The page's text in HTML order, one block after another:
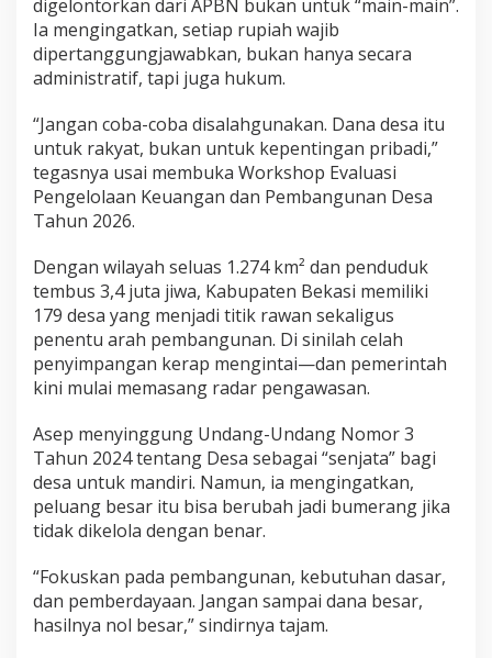
digelontorkan dari APBN bukan untuk “main-main”.
Ia mengingatkan, setiap rupiah wajib
dipertanggungjawabkan, bukan hanya secara
administratif, tapi juga hukum.
“Jangan coba-coba disalahgunakan. Dana desa itu
untuk rakyat, bukan untuk kepentingan pribadi,”
tegasnya usai membuka Workshop Evaluasi
Pengelolaan Keuangan dan Pembangunan Desa
Tahun 2026.
Dengan wilayah seluas 1.274 km² dan penduduk
tembus 3,4 juta jiwa, Kabupaten Bekasi memiliki
179 desa yang menjadi titik rawan sekaligus
penentu arah pembangunan. Di sinilah celah
penyimpangan kerap mengintai—dan pemerintah
kini mulai memasang radar pengawasan.
Asep menyinggung Undang-Undang Nomor 3
Tahun 2024 tentang Desa sebagai “senjata” bagi
desa untuk mandiri. Namun, ia mengingatkan,
peluang besar itu bisa berubah jadi bumerang jika
tidak dikelola dengan benar.
“Fokuskan pada pembangunan, kebutuhan dasar,
dan pemberdayaan. Jangan sampai dana besar,
hasilnya nol besar,” sindirnya tajam.